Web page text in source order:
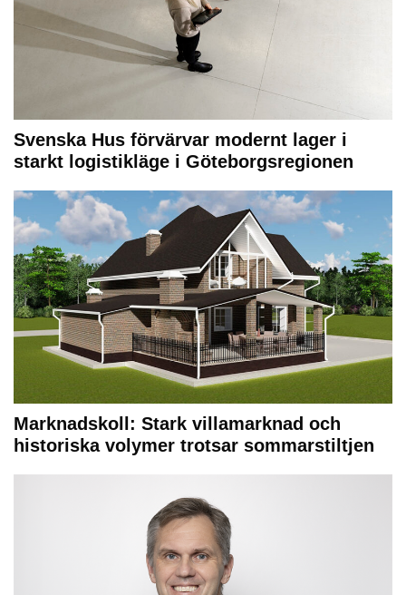
Svenska Hus förvärvar modernt lager i
starkt logistikläge i Göteborgsregionen
Marknadskoll: Stark villamarknad och
historiska volymer trotsar sommarstiltjen